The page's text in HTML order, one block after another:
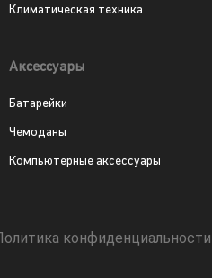
Климатическая техника
Аксессуары
Батарейки
Чемоданы
Компьютерные аксессуары
конфиденциальности